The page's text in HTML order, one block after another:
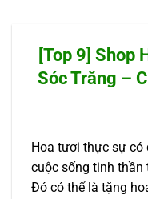
[Top 9] Shop
Sóc Trăng –
Hoa tươi thực sự có
cuộc sống tinh thần
Đó có thể là tặng